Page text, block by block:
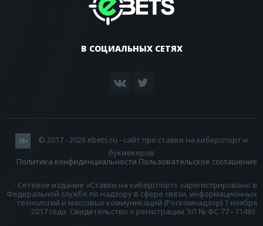
В СОЦИАЛЬНЫХ СЕТЯХ
18+
© 2017 - 2026 ebets.ru - сайт про ставки на киберспорт и
букмекеров
Политика конфиденциальности Пользовательское соглашение
Сетевое издание «Ставки на киберспорт» зарегистрировано в
Федеральной службе по надзору в сфере связи, информационных
технологий и массовых коммуникаций (Роскомнадзор) 1 ноября
2017 года. Свидетельство о регистрации ЭЛ № ФС 77 - 71483.